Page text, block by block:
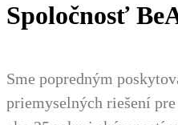
Spoločnosť
Sme popredným
priemyselných riešení